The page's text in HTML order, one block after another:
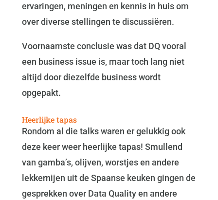
ervaringen, meningen en kennis in huis om
over diverse stellingen te discussiëren.
Voornaamste conclusie was dat DQ vooral
een business issue is, maar toch lang niet
altijd door diezelfde business wordt
opgepakt.
Heerlijke tapas
Rondom al die talks waren er gelukkig ook
deze keer weer heerlijke tapas! Smullend
van gamba’s, olijven, worstjes en andere
lekkernijen uit de Spaanse keuken gingen de
gesprekken over Data Quality en andere